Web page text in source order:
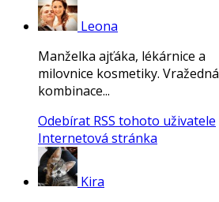
Leona
Manželka ajťáka, lékárnice a
milovnice kosmetiky. Vražedná
kombinace...
Odebírat RSS tohoto uživatele
Internetová stránka
Kira